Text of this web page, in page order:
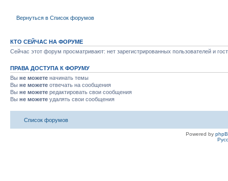
Вернуться в Список форумов
КТО СЕЙЧАС НА ФОРУМЕ
Сейчас этот форум просматривают: нет зарегистрированных пользователей и
ПРАВА ДОСТУПА К ФОРУМУ
Вы не можете начинать темы
Вы не можете отвечать на сообщения
Вы не можете редактировать свои сообщения
Вы не можете удалять свои сообщения
Список форумов
Powered by